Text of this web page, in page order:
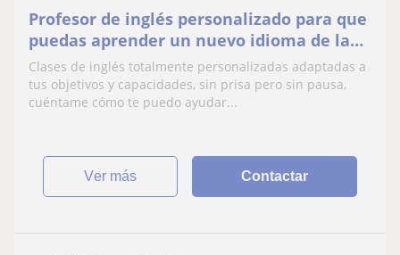
Profesor de inglés personalizado para que
puedas aprender un nuevo idioma de la
manera más eficaz posible!
Clases de inglés totalmente personalizadas adaptadas a
tus objetivos y capacidades, sin prisa pero sin pausa,
cuéntame cómo te puedo ayudar...
ver más Contactar